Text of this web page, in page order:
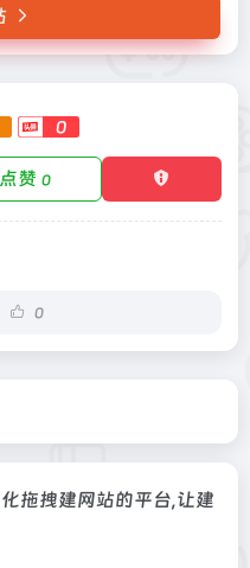
0
点赞 0
0
拖拽建网站的平台,让建